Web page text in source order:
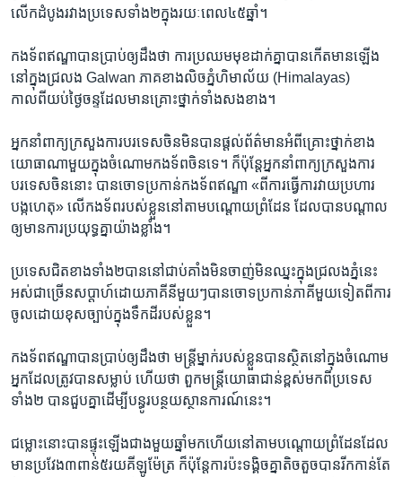
លើកដំបូងរវាងប្រទេសទាំង២ក្នុងរយៈពេល៤៥ឆ្នាំ។
កងទ័ពឥណ្ឌាបានប្រាប់ឲ្យដឹងថា ការប្រឈមមុខដាក់គ្នាបានកើតមានឡើង
នៅក្នុងជ្រលង Galwan ភាគខាងលិចភ្នំហិមាល័យ (Himalayas)
កាលពីយប់ថ្ងៃចន្ទដែលមានគ្រោះថ្នាក់ទាំងសងខាង។
អ្នកនាំពាក្យក្រសួងការបរទេសចិនមិនបានផ្តល់ព័ត៌មានអំពីគ្រោះថ្នាក់ខាង
យោធាណាមួយក្នុងចំណោមកងទ័ពចិនទេ។ ក៏ប៉ុន្តែអ្នកនាំពាក្យក្រសួងការ
បរទេសចិននោះ បានចោទប្រកាន់កងទ័ពឥណ្ឌា «ពីការធ្វើការវាយប្រហារ
បង្កហេតុ» លើកងទ័ពរបស់ខ្លួននៅតាមបណ្តោយព្រំដែន ដែលបានបណ្តាល
ឲ្យមានការប្រយុទ្ធគ្នាយ៉ាងខ្លាំង។
ប្រទេសជិតខាងទាំង២បាននៅជាប់គាំងមិនចាញ់មិនឈ្នះក្នុងជ្រលងភ្នំនេះ
អស់ជាច្រើនសប្តាហ៍ដោយភាគីនីមួយៗបានចោទប្រកាន់ភាគីមួយទៀតពីការ
ចូលដោយខុសច្បាប់ក្នុងទឹកដីរបស់ខ្លួន។
កងទ័ពឥណ្ឌាបានប្រាប់ឲ្យដឹងថា មន្រ្តីម្នាក់របស់ខ្លួនបានស្ថិតនៅក្នុងចំណោម
អ្នកដែលត្រូវបានសម្លាប់ ហើយថា ពួកមន្រ្តីយោធាជាន់ខ្ពស់មកពីប្រទេស
ទាំង២ បាន​ជួបគ្នាដើម្បីបន្ធូរបន្ថយស្ថានការណ៍នេះ។
ជម្លោះនោះបានផ្ទុះឡើងជាងមួយឆ្នាំមកហើយនៅតាមបណ្តោយព្រំដែនដែល
មានប្រវែង៣ពាន់៥រយគីឡូម៉ែត្រ ក៏ប៉ុន្តែការប៉ះទង្គិចគ្នាតិចតួចបានរីកកាន់តែ